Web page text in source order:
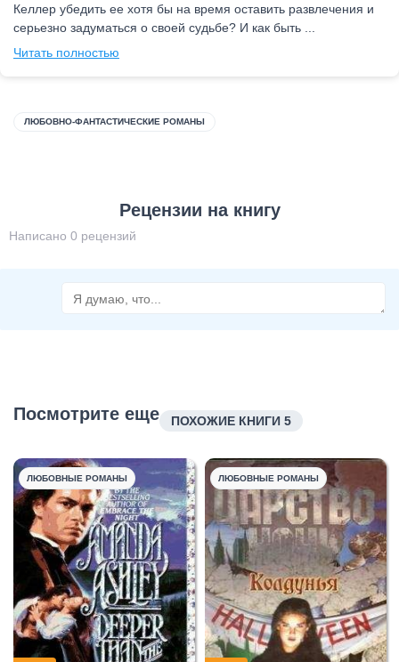
Келлер убедить ее хотя бы на время оставить развлечения и
серьезно задуматься о своей судьбе? И как быть ...
Читать полностью
ЛЮБОВНО-ФАНТАСТИЧЕСКИЕ РОМАНЫ
Рецензии на книгу
Написано 0 рецензий
Посмотрите еще ПОХОЖИЕ КНИГИ 5
ЛЮБОВНЫЕ РОМАНЫ ЛЮБОВНЫЕ РОМАНЫ